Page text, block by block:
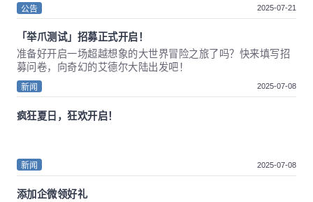
公告 2025-07-21
「举爪测试」招募正式开启！
准备好开启一场超越想象的大世界冒险之旅了吗？快来填写招
募问卷，向奇幻的艾德尔大陆出发吧！
新闻 2025-07-08
疯狂夏日，狂欢开启！
新闻 2025-07-08
添加企微领好礼